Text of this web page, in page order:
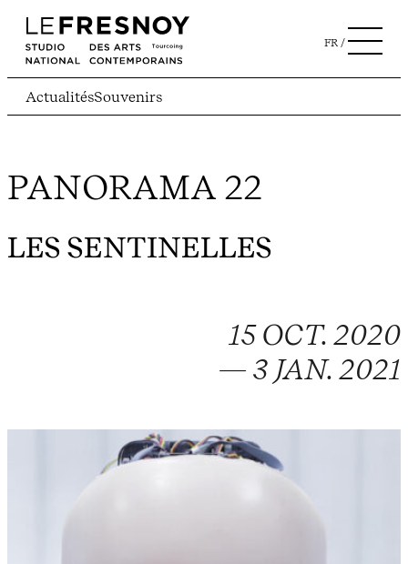
FR
ActualitésSouvenirs
PANORAMA 22
LES SENTINELLES
15 OCT. 2020
— 3 JAN. 2021